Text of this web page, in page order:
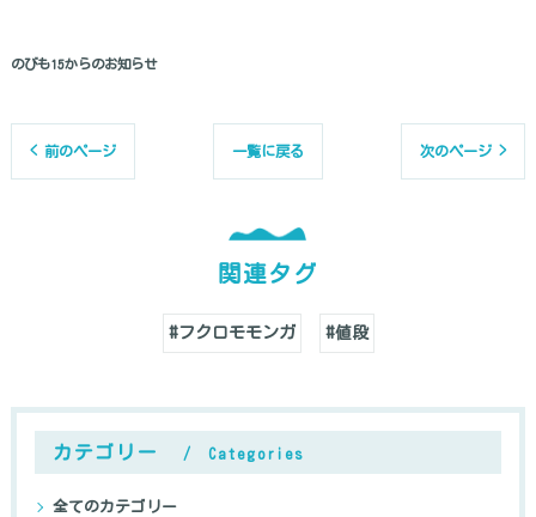
のびも15からのお知らせ
< 前のページ 一覧に戻る 次のページ >
関連タグ
#フクロモモンガ #値段
カテゴリー Categories
全てのカテゴリー